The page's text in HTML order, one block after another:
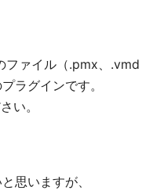
ァイル（.pmx、.vmd
ラグインです。
い。
思いますが、